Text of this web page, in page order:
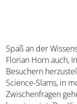
Spaß an der
Florian Horn auch,
Besuchern
Science-Slams, in
Zwischenfragen